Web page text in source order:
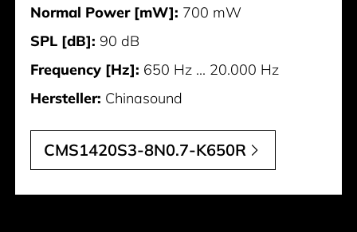
Normal Power [mW]: 700 mW
SPL [dB]: 90 dB
Frequency [Hz]: 650 Hz ... 20.000 Hz
Hersteller: Chinasound
CMS1420S3-8N0.7-K650R